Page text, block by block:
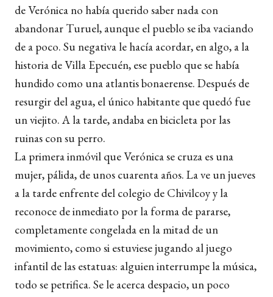
de Verónica no había querido saber nada con
abandonar Turuel, aunque el pueblo se iba vaciando
de a poco. Su negativa le hacía acordar, en algo, a la
historia de Villa Epecuén, ese pueblo que se había
hundido como una atlantis bonaerense. Después de
resurgir del agua, el único habitante que quedó fue
un viejito. A la tarde, andaba en bicicleta por las
ruinas con su perro.
La primera inmóvil que Verónica se cruza es una
mujer, pálida, de unos cuarenta años. La ve un jueves
a la tarde enfrente del colegio de Chivilcoy y la
reconoce de inmediato por la forma de pararse,
completamente congelada en la mitad de un
movimiento, como si estuviese jugando al juego
infantil de las estatuas: alguien interrumpe la música,
todo se petrifica. Se le acerca despacio, un poco